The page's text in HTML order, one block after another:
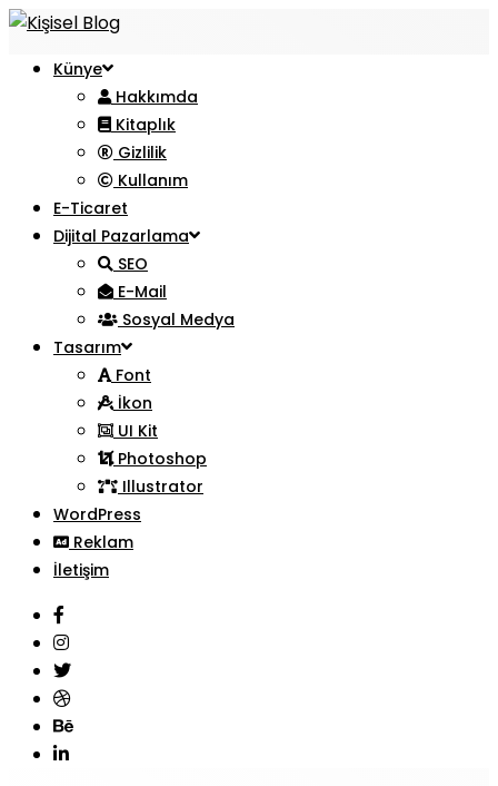
Künye
Hakkımda
Kitaplık
Gizlilik
Kullanım
E-Ticaret
Dijital Pazarlama
SEO
E-Mail
Sosyal Medya
Tasarım
Font
İkon
UI Kit
Photoshop
Illustrator
WordPress
Reklam
İletişim